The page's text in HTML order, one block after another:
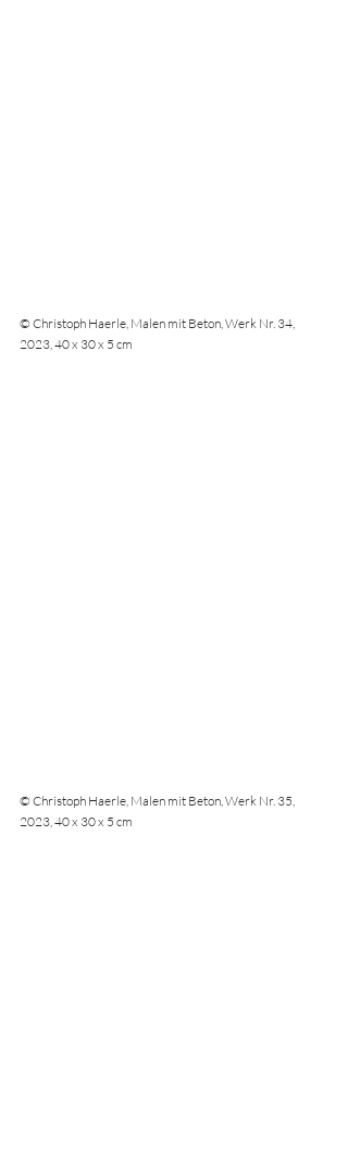
© Christoph Haerle, Malen mit Beton, Werk Nr. 34,
2023, 40 x 30 x 5 cm
© Christoph Haerle, Malen mit Beton, Werk Nr. 35,
2023, 40 x 30 x 5 cm